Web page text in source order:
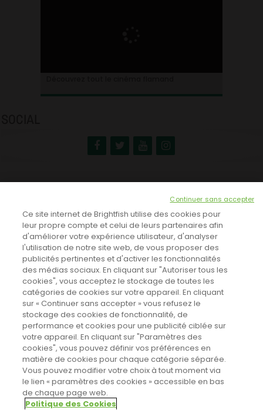
TOUTES LES NEWS
CINEVOX SUR FACEBOOK
Designed byPoids Plume
Sahifa ThemeLicense is not validated, Go to the theme options
Ce site internet de Brightfish utilise des cookies pour
leur propre compte et celui de leurs partenaires afin
d'améliorer votre expérience utilisateur, d'analyser
l'utilisation de notre site web, de vous proposer des
publicités pertinentes et d'activer les fonctionnalités
des médias sociaux. En cliquant sur "Autoriser tous les
cookies", vous acceptez le stockage de toutes les
catégories de cookies sur votre appareil. En cliquant
sur « Continuer sans accepter » vous refusez le
stockage des cookies de fonctionnalité, de
performance et cookies pour une publicité ciblée sur
votre appareil. En cliquant sur "Paramètres des
cookies", vous pouvez définir vos préférences en
matière de cookies pour chaque catégorie séparée.
Vous pouvez modifier votre choix à tout moment via
le lien « paramètres des cookies » accessible en bas
de chaque page web.
Politique des Cookies
Continuer sans accepter